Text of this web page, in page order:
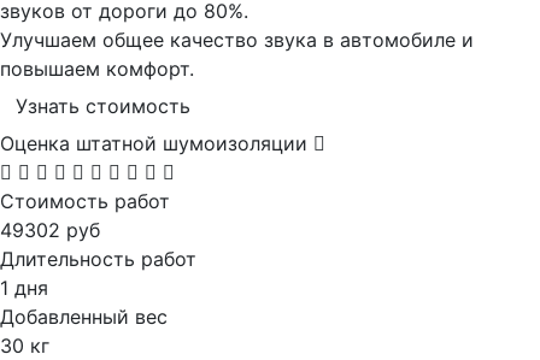
звуков от дороги до 80%.
Улучшаем общее качество звука в автомобиле и
повышаем комфорт.
Узнать стоимость
Оценка штатной шумоизоляции
Стоимость работ
49302 руб
Длительность работ
1 дня
Добавленный вес
30 кг